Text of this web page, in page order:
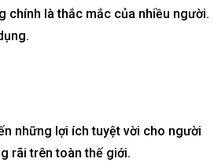
chính là thắc mắc của nhiều người.
những lợi ích tuyệt vời cho người
rãi trên toàn thế giới.